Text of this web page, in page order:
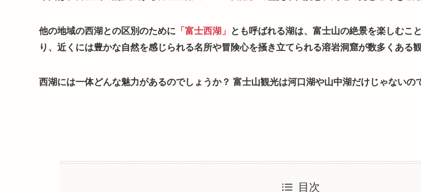
他の地域の西湖との区別のために 「富士西湖」 とも呼ばれる湖は、富士山の絶景を楽しむこ
り、近くには豊かな自然を感じられる名所や冒険心を掻き立てられる溶岩洞窟が数多くある
西湖には一体どんな魅力があるのでしょうか？ 富士山観光は河口湖や山中湖だけじゃないの
目次